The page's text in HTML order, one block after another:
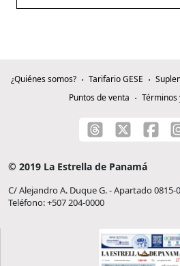
¿Quiénes somos? Tarifario GESE
Puntos de venta
Términos
© 2019 La Estrella de Panamá
C/ Alejandro A. Duque G. - Apartado 0815-
Teléfono: +507 204-0000